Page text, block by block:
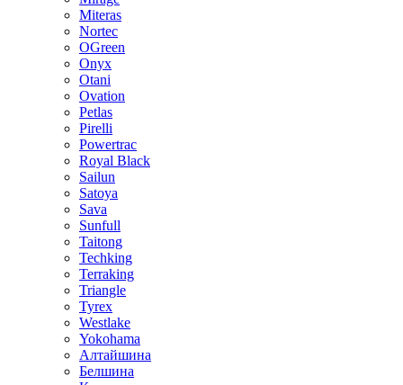
Miteras
Nortec
OGreen
Onyx
Otani
Ovation
Petlas
Pirelli
Powertrac
Royal Black
Sailun
Satoya
Sava
Sunfull
Taitong
Techking
Terraking
Triangle
Tyrex
Westlake
Yokohama
Алтайшина
Белшина